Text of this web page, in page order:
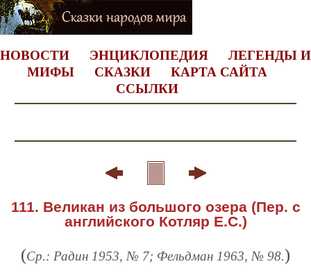
НОВОСТИ ЭНЦИКЛОПЕДИЯ
ЛЕГЕНДЫ И
МИФЫ
СКАЗКИ
КАРТА САЙТА
ССЫЛКИ
111. Великан из большого озера (Пер. с
английского Котляр Е.С.)
(Ср.: Радин 1953, № 7; Фельдман 1963, № 98.)